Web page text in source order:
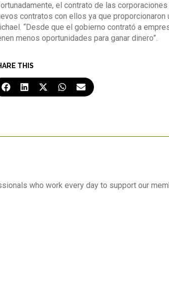
el contrato de las
contratos con ellos ya que
“Desde que el gobierno contrató a
menos oportunidades para ganar dinero”.
THIS
who work every day to support our